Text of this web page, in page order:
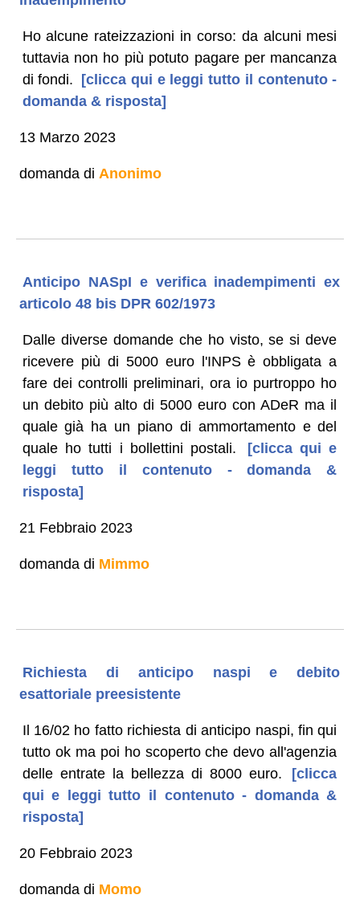
Ho alcune rateizzazioni in corso: da alcuni mesi
tuttavia non ho più potuto pagare per mancanza
di fondi. [clicca qui e leggi tutto il contenuto -
domanda & risposta]
13 Marzo 2023
domanda di Anonimo
Anticipo NASpI e verifica inadempimenti ex
articolo 48 bis DPR 602/1973
Dalle diverse domande che ho visto, se si deve
ricevere più di 5000 euro l'INPS è obbligata a
fare dei controlli preliminari, ora io purtroppo ho
un debito più alto di 5000 euro con ADeR ma il
quale già ha un piano di ammortamento e del
quale ho tutti i bollettini postali.
[clicca qui e
leggi tutto il contenuto - domanda &
risposta]
21 Febbraio 2023
domanda di Mimmo
Richiesta di anticipo naspi e debito
esattoriale preesistente
Il 16/02 ho fatto richiesta di anticipo naspi, fin qui
tutto ok ma poi ho scoperto che devo all'agenzia
delle entrate la bellezza di 8000 euro.
[clicca
qui e leggi tutto il contenuto - domanda &
risposta]
20 Febbraio 2023
domanda di Momo